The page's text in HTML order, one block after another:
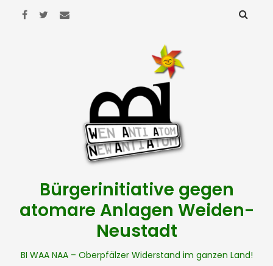
Bürgerinitiative gegen
atomare Anlagen Weiden-
Neustadt
BI WAA NAA – Oberpfälzer Widerstand im ganzen Land!